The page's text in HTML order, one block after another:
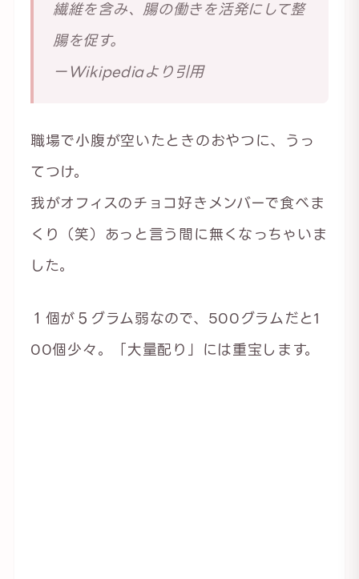
繊維を含み、腸の働きを活発にして整
腸を促す。
ーWikipediaより引用
職場で小腹が空いたときのおやつに、うっ
てつけ。
我がオフィスのチョコ好きメンバーで食べま
くり（笑）あっと言う間に無くなっちゃいま
した。
１個が５グラム弱なので、500グラムだと1
00個少々。「大量配り」には重宝します。